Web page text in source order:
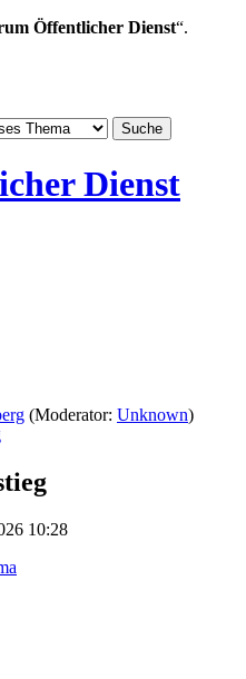
Öffentlicher Dienst“.
(Moderator: Unknown)
10:28